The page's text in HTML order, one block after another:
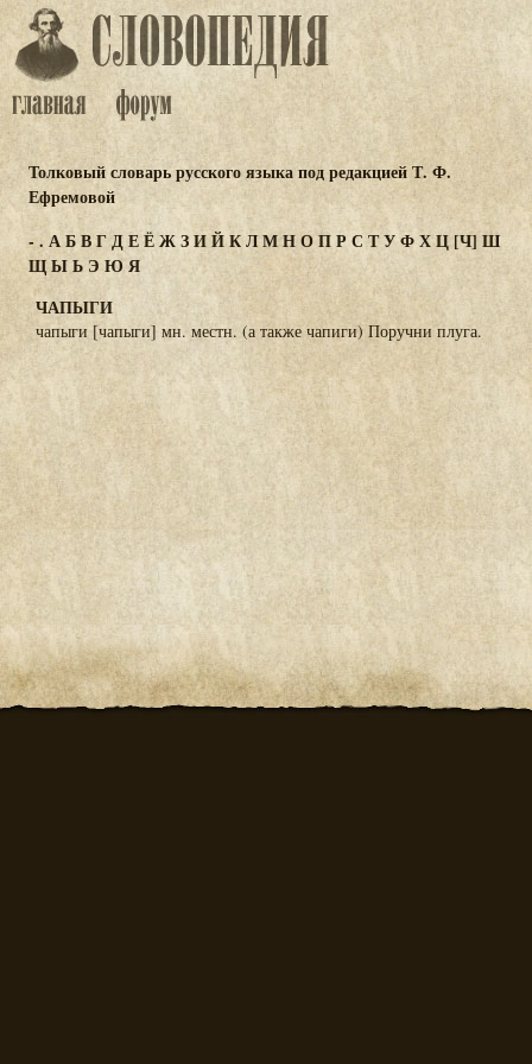
Толковый словарь русского языка под редакцией Т. Ф.
Ефремовой
- . АБВГДЕЁЖЗИЙКЛМНОПР С ТУФХЦ [Ч] Ш
ЩЫЬЭ ЮЯ
ЧАПЫГИ
чапыги [чапыги] мн. местн. (а также чапиги) Поручни плуга.